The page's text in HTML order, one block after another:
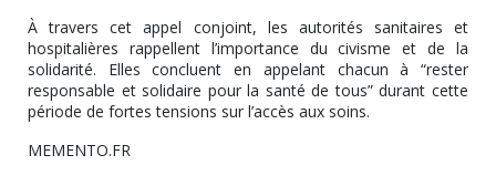
À travers cet appel conjoint, les autorités sanitaires et
hospitalières rappellent l’importance du civisme et de la
solidarité. Elles concluent en appelant chacun à “rester
responsable et solidaire pour la santé de tous” durant cette
période de fortes tensions sur l’accès aux soins.
MEMENTO.FR